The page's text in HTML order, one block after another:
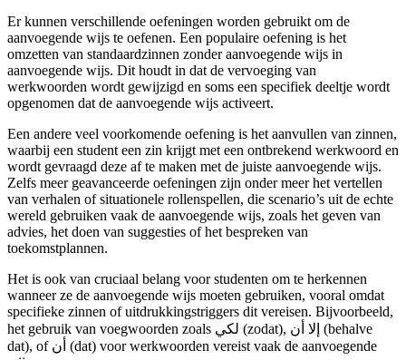
Er kunnen verschillende oefeningen worden gebruikt om de
aanvoegende wijs te oefenen. Een populaire oefening is het
omzetten van standaardzinnen zonder aanvoegende wijs in
aanvoegende wijs. Dit houdt in dat de vervoeging van
werkwoorden wordt gewijzigd en soms een specifiek deeltje wordt
opgenomen dat de aanvoegende wijs activeert.
Een andere veel voorkomende oefening is het aanvullen van zinnen,
waarbij een student een zin krijgt met een ontbrekend werkwoord en
wordt gevraagd deze af te maken met de juiste aanvoegende wijs.
Zelfs meer geavanceerde oefeningen zijn onder meer het vertellen
van verhalen of situationele rollenspellen, die scenario’s uit de echte
wereld gebruiken vaak de aanvoegende wijs, zoals het geven van
advies, het doen van suggesties of het bespreken van
toekomstplannen.
Het is ook van cruciaal belang voor studenten om te herkennen
wanneer ze de aanvoegende wijs moeten gebruiken, vooral omdat
specifieke zinnen of uitdrukkingstriggers dit vereisen. Bijvoorbeeld,
het gebruik van voegwoorden zoals لكي (zodat), إلا أن (behalve
dat), of أن (dat) voor werkwoorden vereist vaak de aanvoegende